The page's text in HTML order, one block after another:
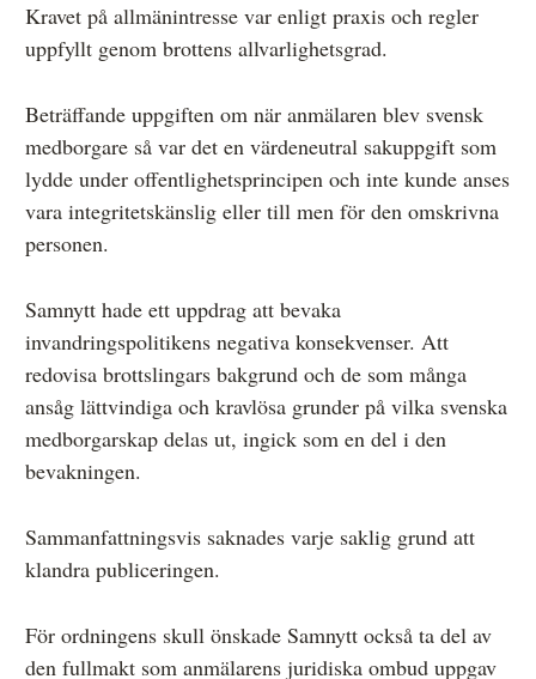
Kravet på allmänintresse var enligt praxis och regler
uppfyllt genom brottens allvarlighetsgrad.
Beträffande uppgiften om när anmälaren blev svensk
medborgare så var det en värdeneutral sakuppgift som
lydde under offentlighetsprincipen och inte kunde anses
vara integritetskänslig eller till men för den omskrivna
personen.
Samnytt hade ett uppdrag att bevaka
invandringspolitikens negativa konsekvenser. Att
redovisa brottslingars bakgrund och de som många
ansåg lättvindiga och kravlösa grunder på vilka svenska
medborgarskap delas ut, ingick som en del i den
bevakningen.
Sammanfattningsvis saknades varje saklig grund att
klandra publiceringen.
För ordningens skull önskade Samnytt också ta del av
den fullmakt som anmälarens juridiska ombud uppgav